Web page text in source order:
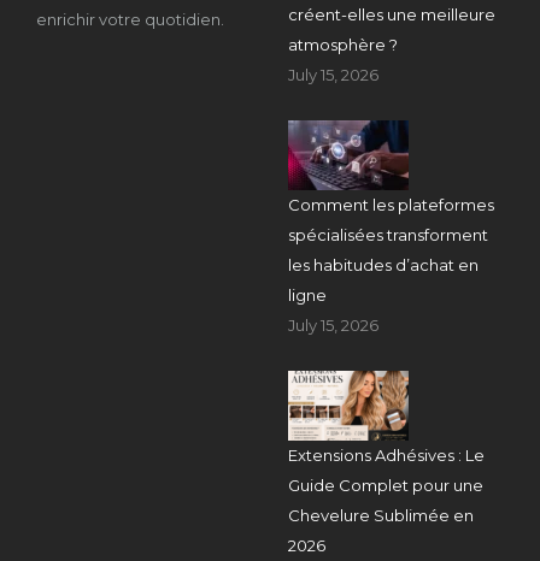
enrichir votre quotidien.
créent-elles une meilleure
atmosphère ?
July 15, 2026
Comment les plateformes
spécialisées transforment
les habitudes d’achat en
ligne
July 15, 2026
Extensions Adhésives : Le
Guide Complet pour une
Chevelure Sublimée en
2026